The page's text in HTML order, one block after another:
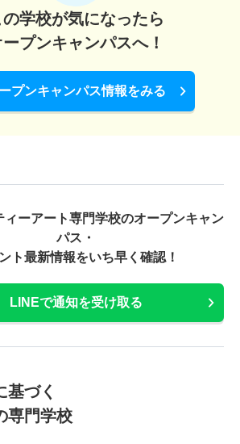
の学校が気になったら
ープンキャンパスへ！
プンキャンパス情報をみる
ィーアート専門学校のオープンキャン
パス・
ト最新情報をいち早く確認！
LINEで通知を受け取る
基づく
専門学校